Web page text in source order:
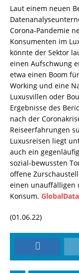
Laut einem neuen
Corona-Pandemie
Konsumenten im
könnte der Sektor
einen Aufschwung
etwa einen Boom
Working und eine
Luxusvillen oder
Ergebnisse des
nach der
Reiseerfahrungen
Luxusreisen liegt
auch ein
sozial-bewussten
offene
einen unauffälligen
Konsum. GlobalData
(01.06.22)